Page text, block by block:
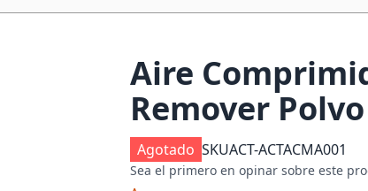
Aire
Remover
Agotado SKUACT-ACTACMA001
Sea el primero en opinar sobre este